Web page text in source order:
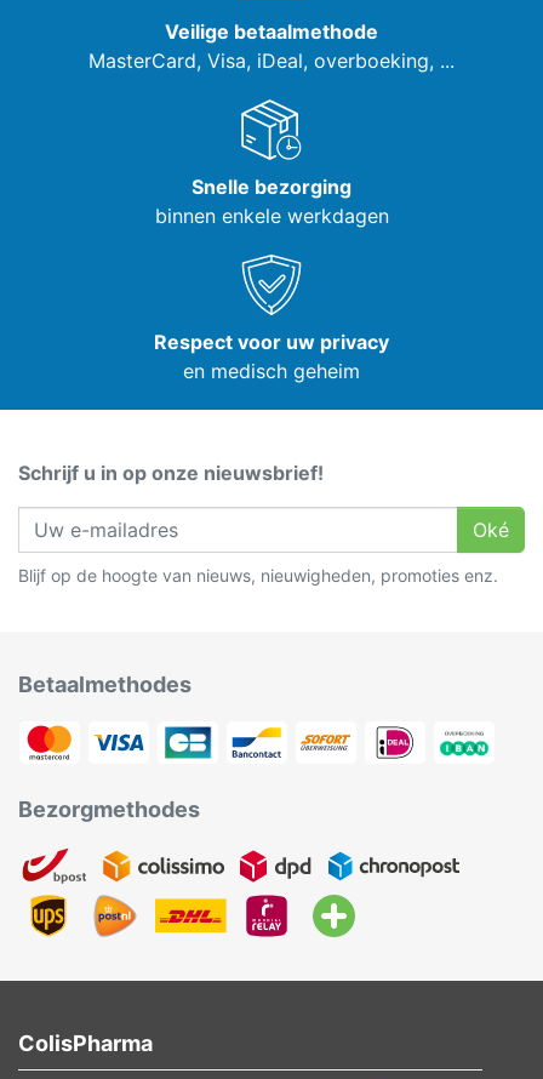
Veilige betaalmethode
MasterCard, Visa, iDeal, overboeking, ...
Snelle bezorging
binnen enkele werkdagen
Respect voor uw privacy
en medisch geheim
Schrijf u in op onze nieuwsbrief!
Oké
Blijf op de hoogte van nieuws, nieuwigheden, promoties enz.
Betaalmethodes
Bezorgmethodes
ColisPharma